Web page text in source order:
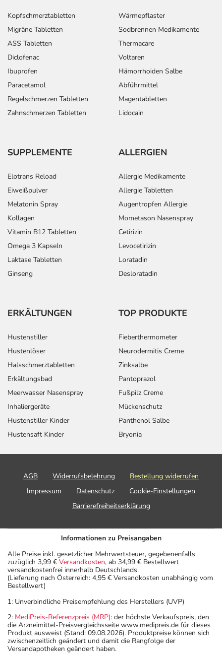
Kopfschmerztabletten
Migräne Tabletten
ASS Tabletten
Diclofenac
Ibuprofen
Paracetamol
Regelschmerzen Tabletten
Zahnschmerzen Tabletten
Wärmepflaster
Sodbrennen Medikamente
Thermacare
Voltaren
Hämorrhoiden Salbe
Abführmittel
Magentabletten
Lidocain
SUPPLEMENTE
Elotrans Reload
Eiweißpulver
Melatonin Spray
Kollagen
Vitamin B12 Tabletten
Omega 3 Kapseln
Laktase Tabletten
Ginseng
ALLERGIEN
Allergie Medikamente
Allergie Tabletten
Augentropfen Allergie
Mometason Nasenspray
Cetirizin
Levocetirizin
Loratadin
Desloratadin
ERKÄLTUNGEN
Hustenstiller
Hustenlöser
Halsschmerztabletten
Erkältungsbad
Meerwasser Nasenspray
Inhaliergeräte
Hustenstiller Kinder
Hustensaft Kinder
TOP PRODUKTE
Fieberthermometer
Neurodermitis Creme
Zinksalbe
Pantoprazol
Fußpilz Creme
Mückenschutz
Panthenol Salbe
Bryonia
AGB Widerrufsbelehrung
Bestellung widerrufen
Impressum
Datenschutz
Cookie-Einstellungen
Barrierefreiheitserklärung
Informationen zu Preisangaben
Alle Preise inkl. gesetzlicher Mehrwertsteuer, gegebenenfalls
zuzüglich 3,99 € Versandkosten, ab 34,99 € Bestellwert
versandkostenfrei innerhalb Deutschlands.
(Lieferung nach Österreich: 4,95 € Versandkosten unabhängig vom
Bestellwert)
1: Unverbindliche Preisempfehlung des Herstellers (UVP)
2: MediPreis-Referenzpreis (MRP): der höchste Verkaufspreis, den
die Arzneimittel-Preisvergleichsseite www.medipreis.de für dieses
Produkt ausweist (Stand: 09.08.2026). Produktpreise können sich
zwischenzeitlich geändert und damit die Rangfolge der
Versandapotheken geändert haben.